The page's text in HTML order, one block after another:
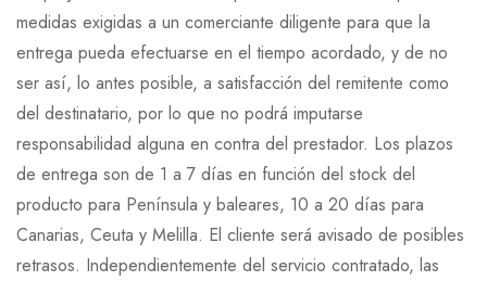
medidas exigidas a un comerciante diligente para que la
entrega pueda efectuarse en el tiempo acordado, y de no
ser así, lo antes posible, a satisfacción del remitente como
del destinatario, por lo que no podrá imputarse
responsabilidad alguna en contra del prestador. Los plazos
de entrega son de 1 a 7 días en función del stock del
producto para Península y baleares, 10 a 20 días para
Canarias, Ceuta y Melilla. El cliente será avisado de posibles
retrasos. Independientemente del servicio contratado, las